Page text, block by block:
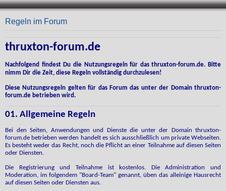
Regeln im Forum
thruxton-forum.de
Nachfolgend findest Du die Nutzungsregeln für das thruxton-forum.de. Bitte
nimm Dir die Zeit, diese Regeln vollständig durchzulesen!
Diese Nutzungsregeln gelten für das Forum das unter der Domain thruxton-
forum.de betrieben wird.
01. Allgemeine Regeln
Bei den Seiten, Anwendungen und Dienste die unter der Domain thruxton-
forum.de betrieben werden handelt es sich ausschließlich um private Webseiten.
Es besteht weder das Recht, noch die Pflicht an einer Teilnahme auf diesen Seiten
oder Diensten.
Die Registrierung und Teilnahme ist kostenlos. Die Administration und
Moderation, im folgendem "Board-Team" genannt, üben das alleinige Hausrecht
auf diesen Seiten oder Diensten aus.